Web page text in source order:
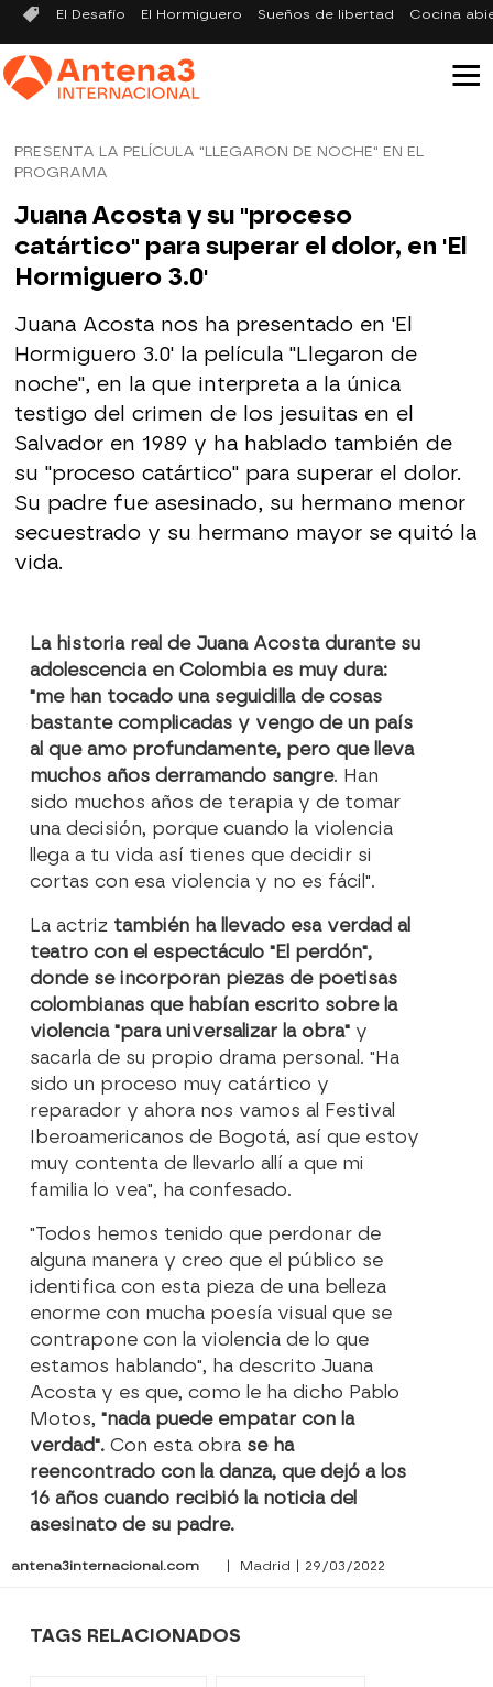
El Desafío El Hormiguero Sueños de libertad Cocina
PRESENTA LA PELÍCULA "LLEGARON DE NOCHE" EN EL
PROGRAMA
Juana Acosta y su "proceso
catártico" para superar el dolor, en 'El
Hormiguero 3.0'
Juana Acosta nos ha presentado en 'El
Hormiguero 3.0' la película "Llegaron de
noche", en la que interpreta a la única
testigo del crimen de los jesuitas en el
Salvador en 1989 y ha hablado también de
su "proceso catártico" para superar el dolor.
Su padre fue asesinado, su hermano menor
secuestrado y su hermano mayor se quitó la
vida.
La historia real de Juana Acosta durante su
adolescencia en Colombia es muy dura:
"me han tocado una seguidilla de cosas
bastante complicadas y vengo de un país
al que amo profundamente, pero que lleva
muchos años derramando sangre. Han
sido muchos años de terapia y de tomar
una decisión, porque cuando la violencia
llega a tu vida así tienes que decidir si
cortas con esa violencia y no es fácil".
La actriz también ha llevado esa verdad al
teatro con el espectáculo "El perdón",
donde se incorporan piezas de poetisas
colombianas que habían escrito sobre la
violencia "para universalizar la obra" y
sacarla de su propio drama personal. "Ha
sido un proceso muy catártico y
reparador y ahora nos vamos al Festival
Iberoamericanos de Bogotá, así que estoy
muy contenta de llevarlo allí a que mi
familia lo vea", ha confesado.
"Todos hemos tenido que perdonar de
alguna manera y creo que el público se
identifica con esta pieza de una belleza
enorme con mucha poesía visual que se
contrapone con la violencia de lo que
estamos hablando", ha descrito Juana
Acosta y es que, como le ha dicho Pablo
Motos,"nada puede empatar con la
verdad". Con esta obra se ha
reencontrado con la danza, que dejó a los
16 años cuando recibió la noticia del
asesinato de su padre.
antena3internacional.com | Madrid | 29/03/2022
TAGS RELACIONADOS